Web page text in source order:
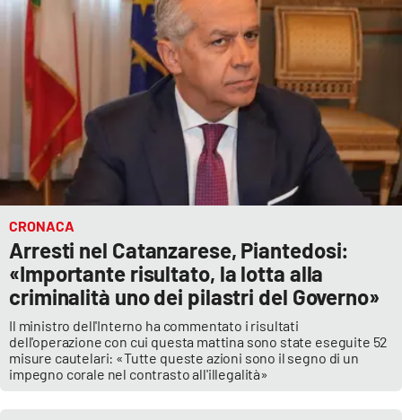
Cultura
Economia e Lavoro
Politica
Sanità
Società
Sport
RUBRICHE
Good Morning Vietnam
CRONACA
Arresti nel Catanzarese, Piantedosi:
«Importante risultato, la lotta alla
criminalità uno dei pilastri del Governo»
Il ministro dell'Interno ha commentato i risultati
dell'operazione con cui questa mattina sono state eseguite 52
misure cautelari: «Tutte queste azioni sono il segno di un
impegno corale nel contrasto all'illegalità»